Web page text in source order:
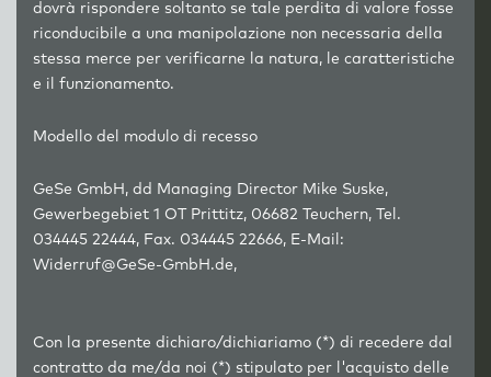
dovrà rispondere soltanto se tale perdita di valore fosse
riconducibile a una manipolazione non necessaria della
stessa merce per verificarne la natura, le caratteristiche
e il funzionamento.
Modello del modulo di recesso
GeSe GmbH, dd Managing Director Mike Suske,
Gewerbegebiet 1 OT Prittitz, 06682 Teuchern, Tel.
034445 22444, Fax. 034445 22666, E-Mail:
Widerruf@GeSe-GmbH.de,
Con la presente dichiaro/dichiariamo (*) di recedere dal
contratto da me/da noi (*) stipulato per l'acquisto delle